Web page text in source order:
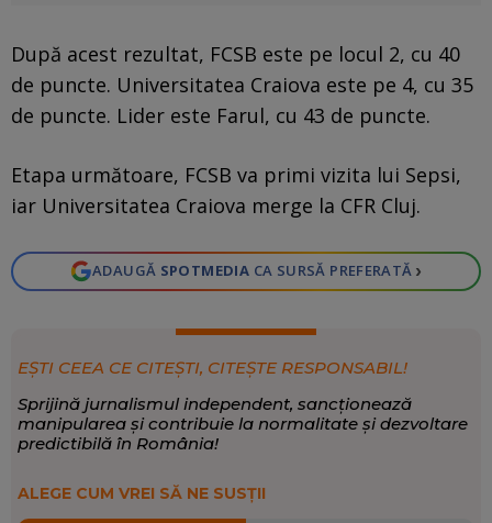
După acest rezultat, FCSB este pe locul 2, cu 40
de puncte. Universitatea Craiova este pe 4, cu 35
de puncte. Lider este Farul, cu 43 de puncte.
Etapa următoare, FCSB va primi vizita lui Sepsi,
iar Universitatea Craiova merge la CFR Cluj.
ADAUGĂ SPOTMEDIA CA SURSĂ PREFERATĂ ›
EȘTI CEEA CE CITEȘTI, CITEȘTE RESPONSABIL!
Sprijină jurnalismul independent, sancționează
manipularea și contribuie la normalitate și dezvoltare
predictibilă în România!
ALEGE CUM VREI SĂ NE SUSȚII